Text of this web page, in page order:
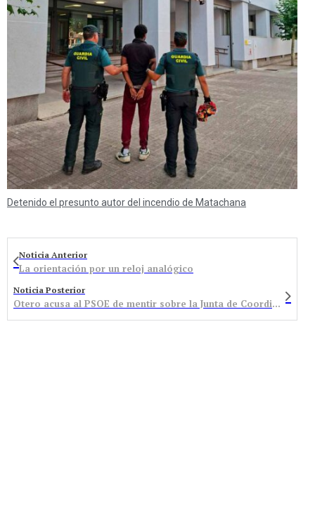
Detenido el presunto autor del incendio de Matachana
Noticia Anterior
La orientación por un reloj analógico
Noticia Posterior
Otero acusa al PSOE de mentir sobre la Junta de Coordinación y recuerda que el Consejo también creó este órgano hace seis meses